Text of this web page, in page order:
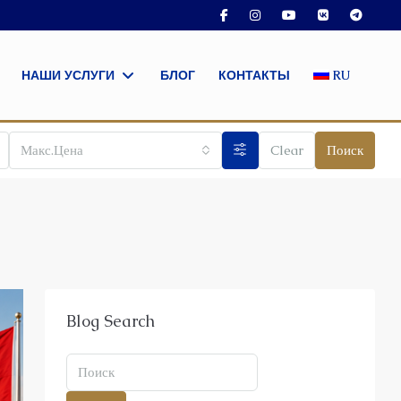
НАШИ УСЛУГИ БЛОГ КОНТАКТЫ RU
Макс.Цена Clear Поиск
Blog Search